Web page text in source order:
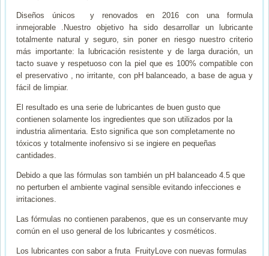
Diseños únicos y renovados en 2016 con una formula
inmejorable .Nuestro objetivo ha sido desarrollar un lubricante
totalmente natural y seguro, sin poner en riesgo nuestro criterio
más importante: la lubricación resistente y de larga duración, un
tacto suave y respetuoso con la piel que es 100% compatible con
el preservativo , no irritante, con pH balanceado, a base de agua y
fácil de limpiar.
El resultado es una serie de lubricantes de buen gusto que
contienen solamente los ingredientes que son utilizados por la
industria alimentaria. Esto significa que son completamente no
tóxicos y totalmente inofensivo si se ingiere en pequeñas
cantidades.
Debido a que las fórmulas son también un pH balanceado 4.5 que
no perturben el ambiente vaginal sensible evitando infecciones e
irritaciones.
Las fórmulas no contienen parabenos, que es un conservante muy
común en el uso general de los lubricantes y cosméticos.
Los lubricantes con sabor a fruta FruityLove con nuevas formulas